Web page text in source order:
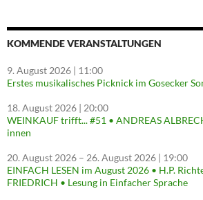
KOMMENDE VERANSTALTUNGEN
9. August 2026 | 11:00
Erstes musikalisches Picknick im Gosecker
18. August 2026 | 20:00
WEINKAUF trifft... #51 • ANDREAS
innen
20. August 2026 – 26. August 2026 | 19:00
EINFACH LESEN im August 2026 • H.P.
FRIEDRICH • Lesung in Einfacher Sprache